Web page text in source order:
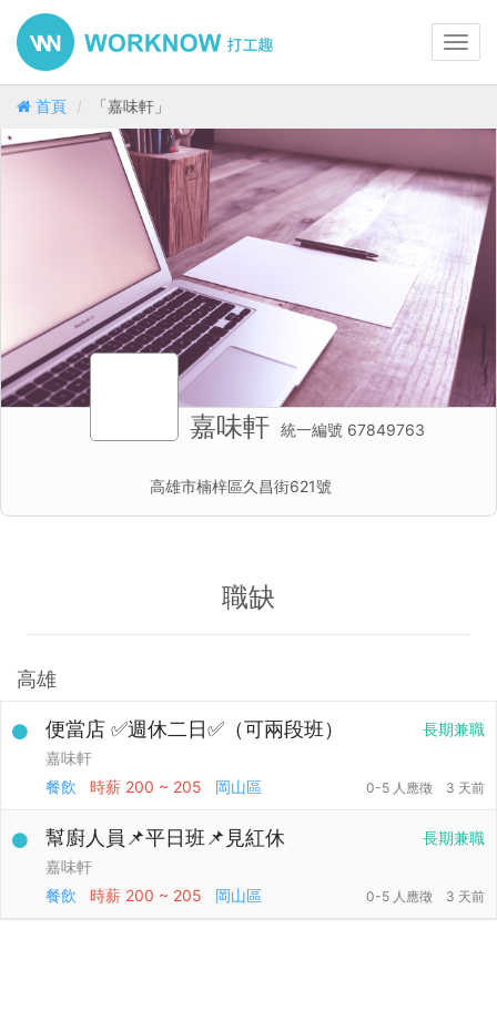
首頁 「嘉味軒」
嘉味軒 統一編號 67849763
高雄市楠梓區久昌街621號
職缺
高雄
長期兼職
便當店 ✅週休二日✅（可兩段班）
嘉味軒
餐飲
時薪 200 ~ 205 岡山區 0-5 人應徵 3 天前
長期兼職
幫廚人員📌平日班📌見紅休
嘉味軒
餐飲
時薪 200 ~ 205 岡山區 0-5 人應徵 3 天前